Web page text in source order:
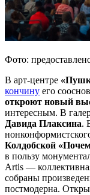
Фото:
В арт-центре
кончину его
откроют новый
интересным. В
Давида Плаксина.
Колдобской
в пользу
Artis —
собраны
постмодерна.